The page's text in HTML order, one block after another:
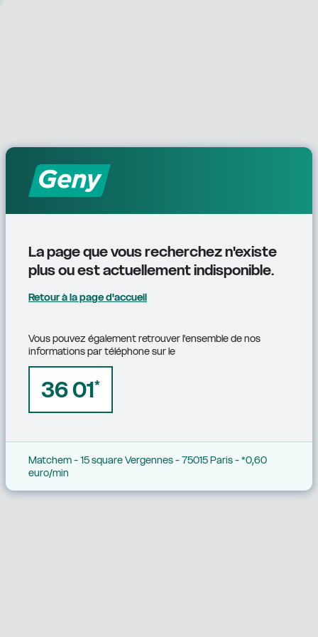
La page que vous recherchez n'existe
plus ou est actuellement indisponible.
Retour à la page d'accueil
Vous pouvez également retrouver l'ensemble de nos
informations par téléphone sur le
36 01*
Matchem - 15 square Vergennes - 75015 Paris - *0,60
euro/min